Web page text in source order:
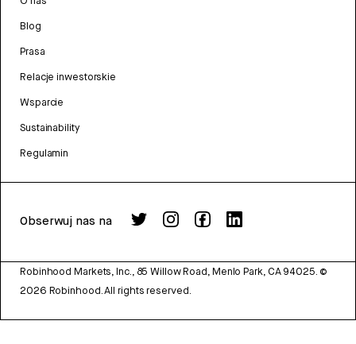
Blog
Prasa
Relacje inwestorskie
Wsparcie
Sustainability
Regulamin
Obserwuj nas na
Robinhood Markets, Inc., 85 Willow Road, Menlo Park, CA 94025. ©
2026 Robinhood. All rights reserved.